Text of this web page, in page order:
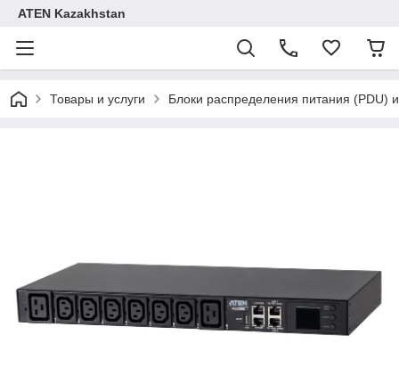
ATEN Kazakhstan
Товары и услуги Блоки распределения питания (PDU)